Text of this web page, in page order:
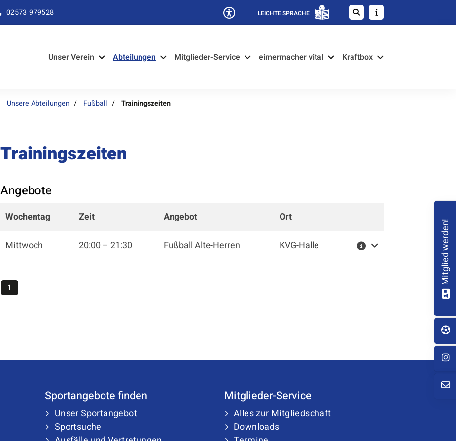
02573 979528 LEICHTE SPRACHE
Unser Verein Abteilungen Mitglieder-Service eimermacher vital Kraftbox
Unsere Abteilungen Fußball Trainingszeiten
Trainingszeiten
Angebote
Wochentag Zeit Angebot
Ort
Weitere Informationen
Mittwoch
20:00 – 21:30 Fußball Alte-Herren KVG-Halle
1
Sportangebote finden
Unser Sportangebot
Sportsuche
Mitglieder-Service
Alles zur Mitgliedschaft
Downloads
Mitglied werden!
Mitglieder-Service
Alles zur Mitgliedschaft
Downloads
Geschäftsstelle
SC Nordwalde
Mühlenweg 2